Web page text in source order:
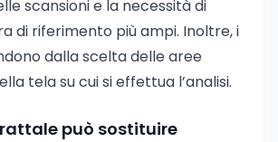
scansioni e la necessità di
di riferimento più ampi. Inoltre, i
dalla scelta delle aree
tela su cui si effettua l’analisi.
può sostituire